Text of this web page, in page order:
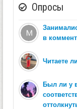
Опросы
в
Читаете
Был ли у